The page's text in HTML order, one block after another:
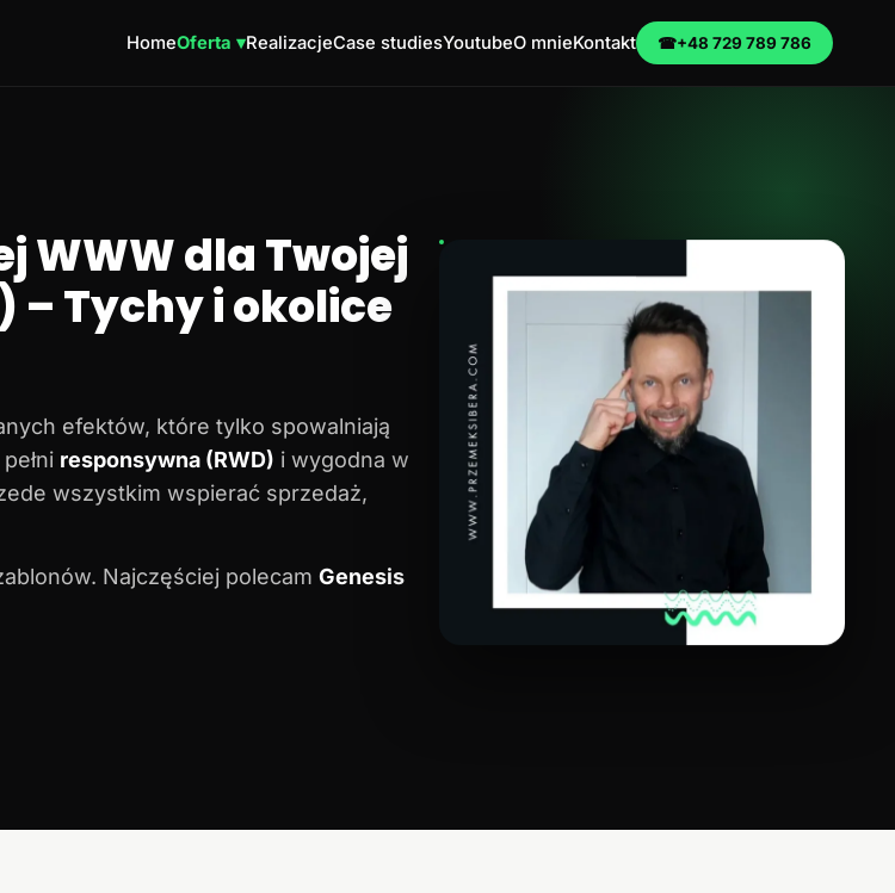
HomeOferta ▾RealizacjeCase studiesYoutubeO mnieKontakt ☎+48 729 789 786
WWW dla Twojej
– Tychy i okolice
efektów, które tylko spowalniają
responsywna (RWD) i wygodna w
wszystkim wspierać sprzedaż,
Najczęściej polecam Genesis